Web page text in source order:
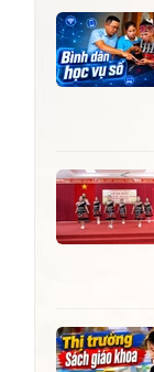
Bằng La
Xã
Xã
Cuông
Xã Mậu
Xã Lục